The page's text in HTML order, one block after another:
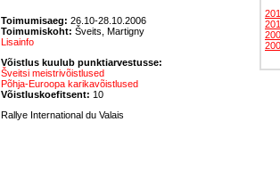
Toimumisaeg: 26.10-28.10.2006
Toimumiskoht: Šveits, Martigny
Lisainfo
Võistlus kuulub punktiarvestusse:
Šveitsi meistrivõistlused
Põhja-Euroopa karikavõistlused
Võistluskoefitsent: 10
Rallye International du Valais